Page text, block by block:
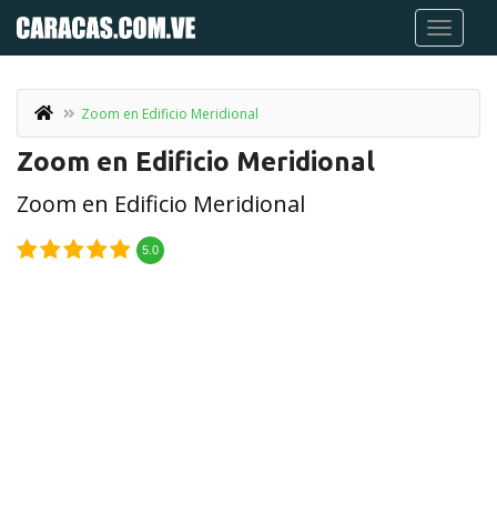
Zoom en Edificio Meridional
Zoom en Edificio Meridional
Zoom en Edificio Meridional
5.0